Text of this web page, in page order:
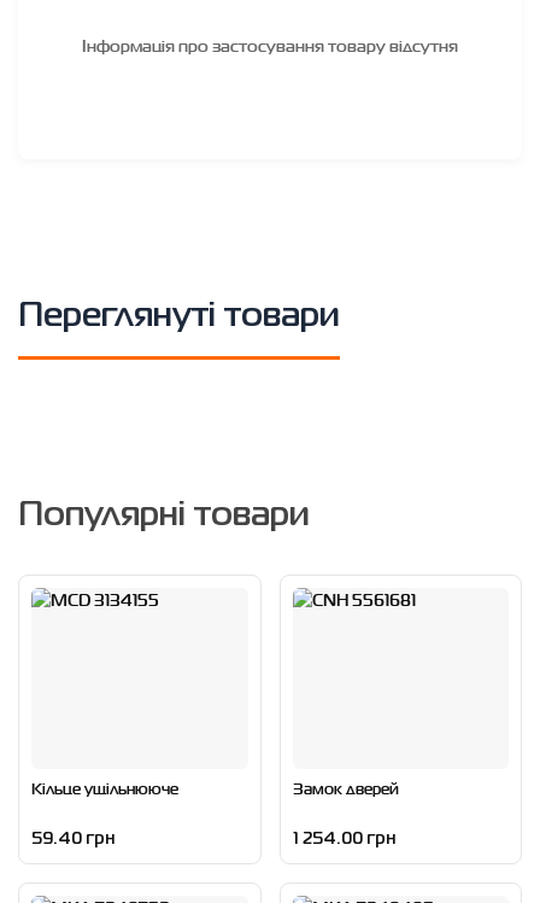
Інформація про застосування товару відсутня
Переглянуті товари
Популярні товари
Кільце ущільнююче
59.40 грн
Замок дверей
1 254.00 грн